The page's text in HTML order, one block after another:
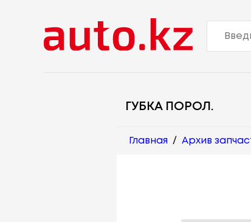
ГУБКА ПОРОЛ.
Главная / Архив